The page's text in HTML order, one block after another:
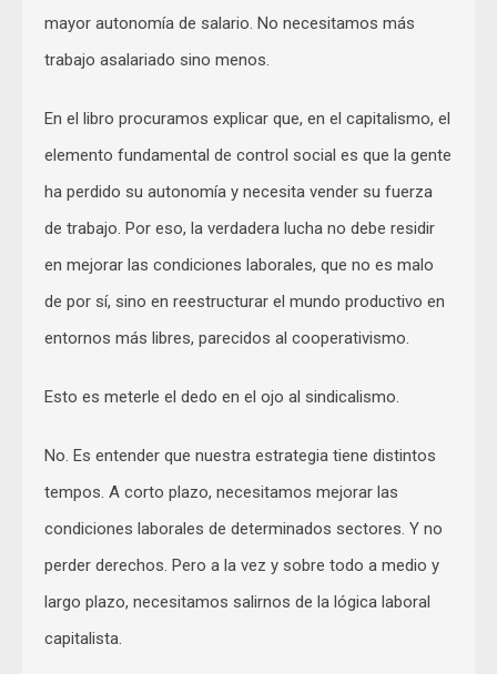
mayor autonomía de salario. No necesitamos más
trabajo asalariado sino menos.
En el libro procuramos explicar que, en el capitalismo, el
elemento fundamental de control social es que la gente
ha perdido su autonomía y necesita vender su fuerza
de trabajo. Por eso, la verdadera lucha no debe residir
en mejorar las condiciones laborales, que no es malo
de por sí, sino en reestructurar el mundo productivo en
entornos más libres, parecidos al cooperativismo.
Esto es meterle el dedo en el ojo al sindicalismo.
No. Es entender que nuestra estrategia tiene distintos
tempos. A corto plazo, necesitamos mejorar las
condiciones laborales de determinados sectores. Y no
perder derechos. Pero a la vez y sobre todo a medio y
largo plazo, necesitamos salirnos de la lógica laboral
capitalista.